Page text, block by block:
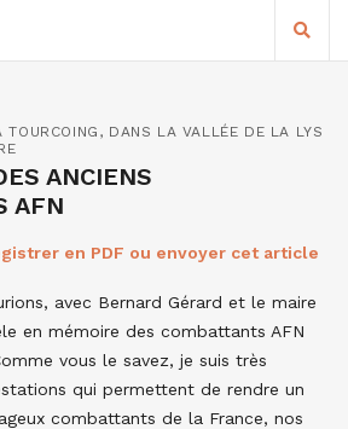
TOURCOING , DANS LA VALLÉE DE LA LYS
ANCIENS
AFN
en PDF ou envoyer cet article
avec Bernard Gérard et le maire
en mémoire des combattants AFN
vous le savez, je suis très
qui permettent de rendre un
combattants de la France, nos